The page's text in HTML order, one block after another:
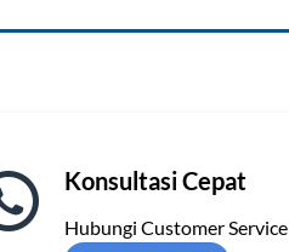
Konsultasi Cepat
Hubungi Customer Service